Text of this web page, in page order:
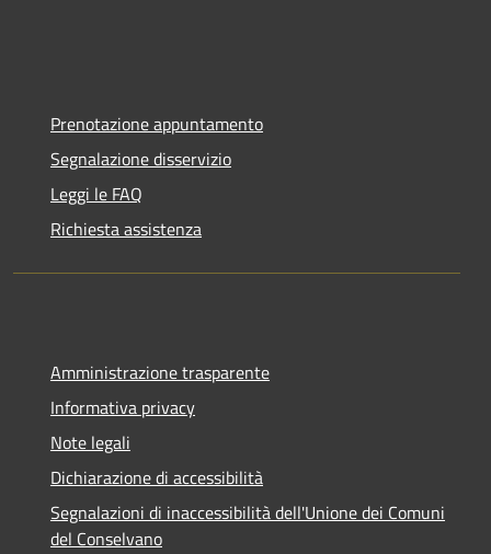
Prenotazione appuntamento
Segnalazione disservizio
Leggi le FAQ
Richiesta assistenza
Amministrazione trasparente
Informativa privacy
Note legali
Dichiarazione di accessibilità
Segnalazioni di inaccessibilità dell'Unione dei Comuni
del Conselvano